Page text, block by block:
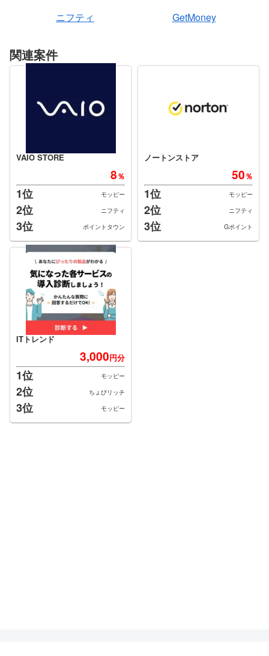
ニフティ GetMoney
関連案件
VAIO STORE
8％
1位 モッピー
2位 ニフティ
3位 ポイントタウン
ノートンストア
50％
1位 モッピー
2位 ニフティ
3位 Gポイント
ITトレンド
3,000円分
1位 モッピー
2位 ちょびリッチ
3位 モッピー